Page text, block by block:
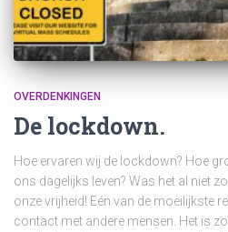
OVERDENKINGEN
De lockdown.
Hoe ervaren wij de lockdown? Hoe
ons dagelijks leven? Was het al niet
onze vrijheid! Eén van de moeilijkste
contact met andere mensen. Het is